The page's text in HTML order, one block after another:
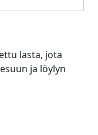
lasta, jota
ja löylyn